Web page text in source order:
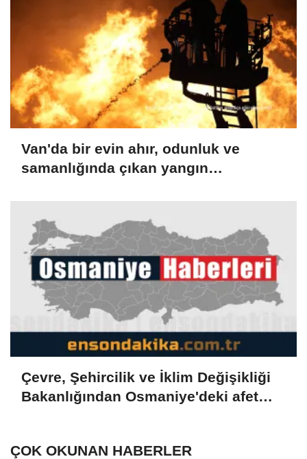
Van'da bir evin ahır, odunluk ve
samanlığında çıkan yangın
Çevre, Şehircilik ve İklim Değişikliği
Bakanlığından Osmaniye'deki afet
ÇOK OKUNAN HABERLER